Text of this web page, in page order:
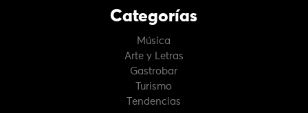
Categorías
Música
Arte y Letras
Gastrobar
Turismo
Tendencias